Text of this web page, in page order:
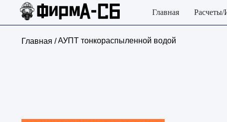
Главная
АУПТ тонкораспыленной водой
Главная /